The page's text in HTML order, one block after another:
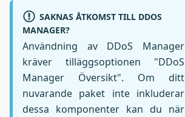
SAKNAS ÅTKOMST TILL DDOS
MANAGER?
Användning av DDoS Manager
kräver tilläggsoptionen "DDoS
Manager Översikt". Om ditt
nuvarande paket inte inkluderar
dessa komponenter kan du när